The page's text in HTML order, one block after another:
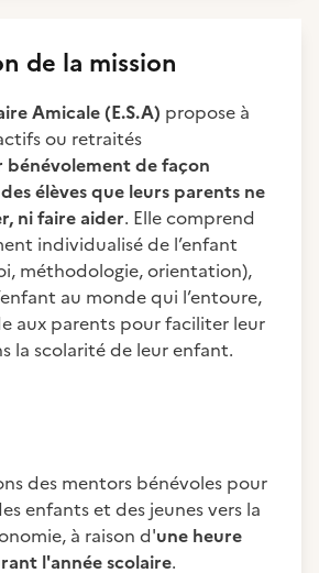
de la mission
Amicale (E.S.A) propose à
ou retraités
bénévolement de façon
élèves que leurs parents ne
ni faire aider. Elle comprend
individualisé de l’enfant
méthodologie, orientation),
au monde qui l’entoure,
aux parents pour faciliter leur
la scolarité de leur enfant.
des mentors bénévoles pour
enfants et des jeunes vers la
à raison d'une heure
l'année scolaire.